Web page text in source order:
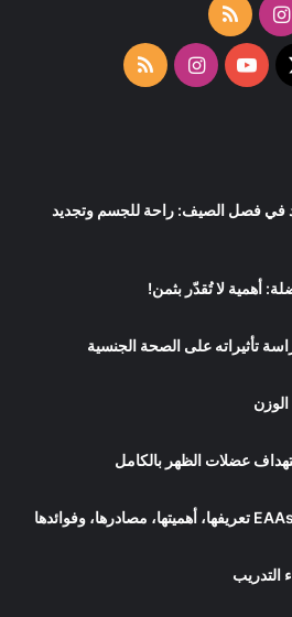
انستقرامملخص
الموقع
‫X
‫YouTubeانستقرامملخص
في فصل الصيف: راحة للجسم وتجديد
أهمية لا تُقدّر بثمن!
تأثيراته على الصحة الجنسية
عضلات الظهر بالكامل